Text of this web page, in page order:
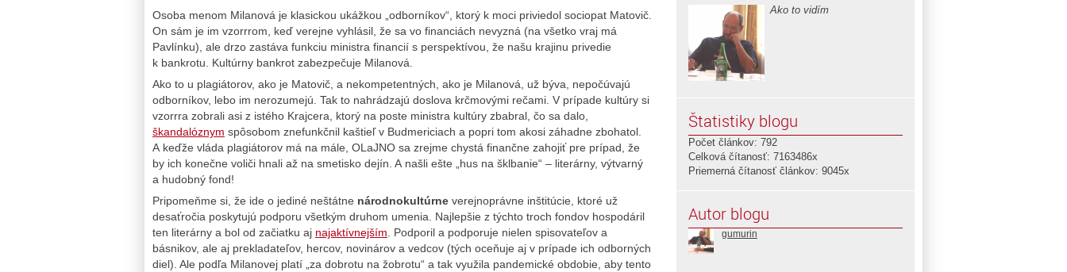
Osoba menom Milanová je klasickou ukážkou „odborníkov“, ktorý k moci priviedol sociopat Matovič.
On sám je im vzorrrom, keď verejne vyhlásil, že sa vo financiách nevyzná (na všetko vraj má
Pavlínku), ale drzo zastáva funkciu ministra financií s perspektívou, že našu krajinu privedie
k bankrotu. Kultúrny bankrot zabezpečuje Milanová.
Ako to u plagiátorov, ako je Matovič, a nekompetentných, ako je Milanová, už býva, nepočúvajú
odborníkov, lebo im nerozumejú. Tak to nahrádzajú doslova krčmovými rečami. V prípade kultúry si
vzorrra zobrali asi z istého Krajcera, ktorý na poste ministra kultúry zbabral, čo sa dalo,
škandalóznym spôsobom znefunkčnil kaštieľ v Budmericiach a popri tom akosi záhadne zbohatol.
A keďže vláda plagiátorov má na mále, OLaJNO sa zrejme chystá finančne zahojiť pre prípad, že
by ich konečne voliči hnali až na smetisko dejín. A našli ešte „hus na šklbanie“ – literárny, výtvarný
a hudobný fond!
Pripomeňme si, že ide o jediné neštátne národnokultúrne verejnoprávne inštitúcie, ktoré už
desaťročia poskytujú podporu všetkým druhom umenia. Najlepšie z týchto troch fondov hospodáril
ten literárny a bol od začiatku aj najaktívnejším . Podporil a podporuje nielen spisovateľov a
básnikov, ale aj prekladateľov, hercov, novinárov a vedcov (tých oceňuje aj v prípade ich odborných
diel). Ale podľa Milanovej platí „za dobrotu na žobrotu“ a tak využila pandemické obdobie, aby tento
Ako to vidím
Štatistiky blogu
Počet článkov: 792
Celková čítanosť: 7163486x
Priemerná čítanosť článkov: 9045x
Autor blogu
gumurin